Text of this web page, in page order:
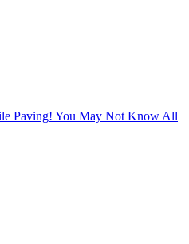
Paving! You May Not Know All